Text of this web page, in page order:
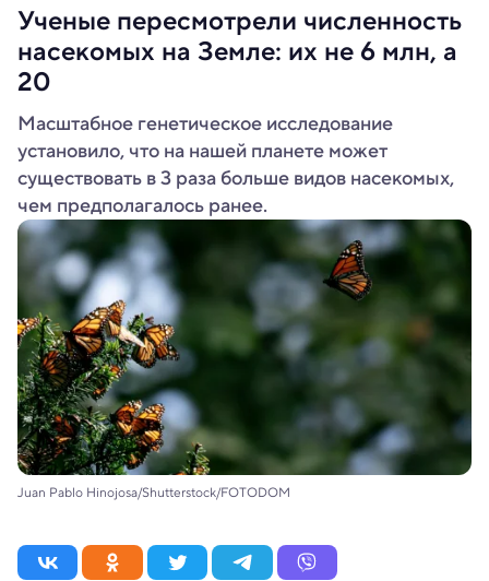
Ученые пересмотрели численность
насекомых на Земле: их не 6 млн, а
20
Масштабное генетическое исследование
установило, что на нашей планете может
существовать в 3 раза больше видов насекомых,
чем предполагалось ранее.
Juan Pablo Hinojosa/Shutterstock/FOTODOM